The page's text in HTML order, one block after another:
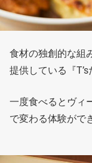
食材の独創的な組
提供している『T’s
一度食べるとヴィ
で変わる体験がで